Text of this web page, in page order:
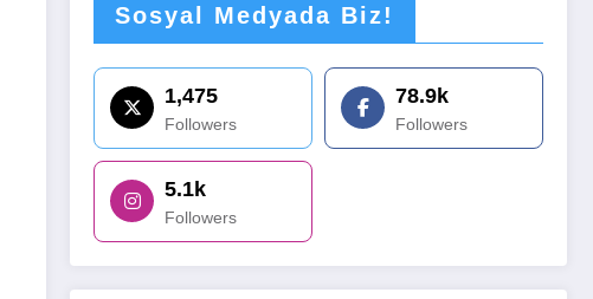
Sosyal Medyada Biz!
1,475
Followers
78.9k
Followers
5.1k
Followers